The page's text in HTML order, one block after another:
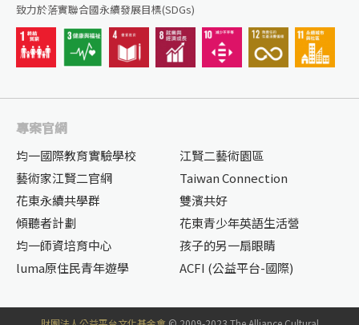
致力於落實聯合國永續發展目標(SDGs)
專案官網
均一國際教育實驗學校
江賢二藝術園區
藝術家江賢二官網
Taiwan Connection
花東永續共學群
雙濱共好
傾聽者計劃
花東青少年英語生活營
均一師資培育中心
孩子的另一扇眼睛
luma原住民青年遊學
ACFI (公益平台-國際)